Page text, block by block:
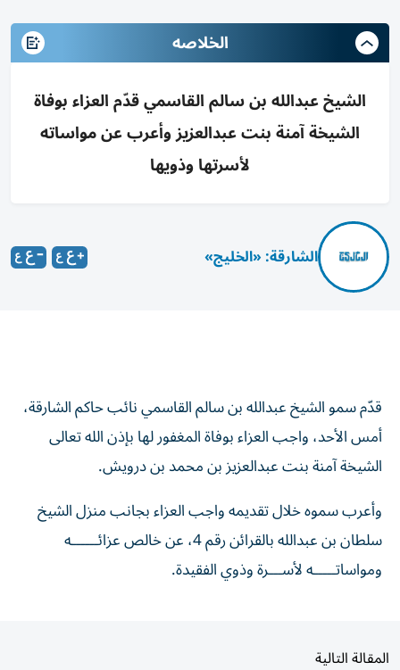
الخلاصه
الشيخ عبدالله بن سالم القاسمي قدّم العزاء بوفاة
الشيخة آمنة بنت عبدالعزيز وأعرب عن مواساته
لأسرتها وذويها
الشارقة: «الخليج»
أمس الأحد، واجب العزاء بوفاة المغفور لها بإذن الله تعالى
الشيخة آمنة بنت عبدالعزيز بن محمد بن درويش.
سلطان بن عبدالله بالقرائن رقم 4، عن خالص عزائــــــه
ومواساتـــــه لأســـرة وذوي الفقيدة.